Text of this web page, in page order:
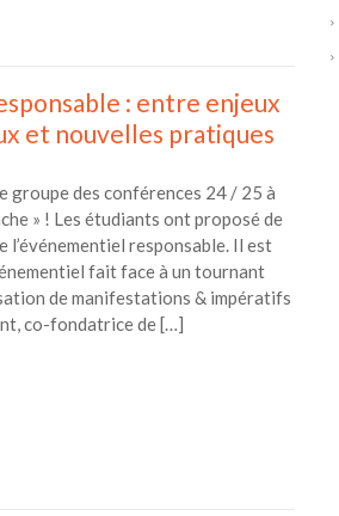
: entre enjeux
et nouvelles pratiques
groupe des conférences 24 / 25 à
» ! Les étudiants ont proposé de
l’événementiel responsable. Il est
fait face à un tournant
de manifestations & impératifs
co-fondatrice de […]